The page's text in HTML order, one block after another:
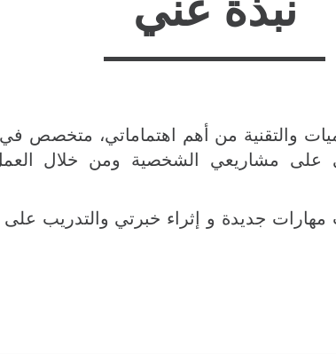
والتقنية من أهم اهتماماتي، متخصص
على مشاريعي الشخصية ومن خلال
جديدة و إثراء خبرتي والتدريب على